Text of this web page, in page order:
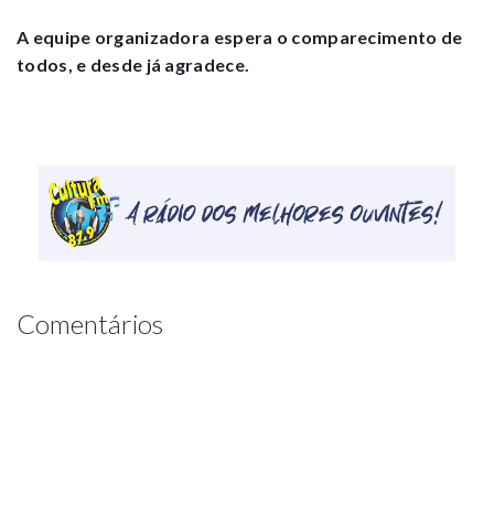
A equipe organizadora espera o comparecimento de
todos, e desde já agradece.
Comentários